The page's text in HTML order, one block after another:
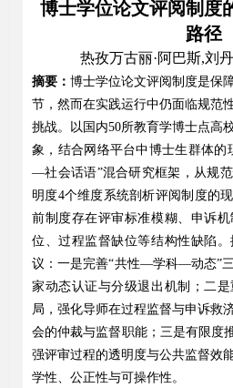
博士学位论文评阅制度
路径
热孜万古丽·阿巴斯,刘
摘要： 博士学位论文评阅制度是保
节，然而在实践运行中仍面临规范
挑战。以国内50所教育学博士点高
象，结合网络平台中博士生群体的
—社会话语”混合研究框架，从规
明度4个维度系统剖析评阅制度的
前制度存在评审标准模糊、申诉
位、过程监督缺位等结构性缺陷
议：一是完善“共性—学科—动态”
家动态认证与分级退出机制；二
局，强化导师在过程监督与申诉救
会的仲裁与监督职能；三是有限度
强评审过程的透明度与公共监督效
学性、公正性与可操作性。